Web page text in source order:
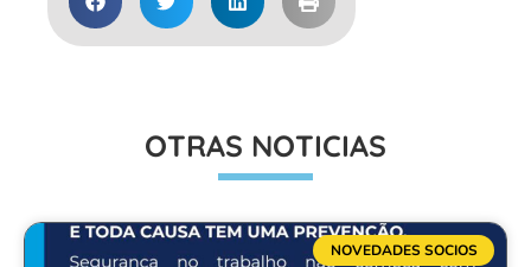
OTRAS NOTICIAS
NOVEDADES SOCIOS